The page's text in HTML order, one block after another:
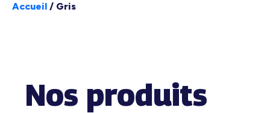
Accueil / Gris
Nos produits